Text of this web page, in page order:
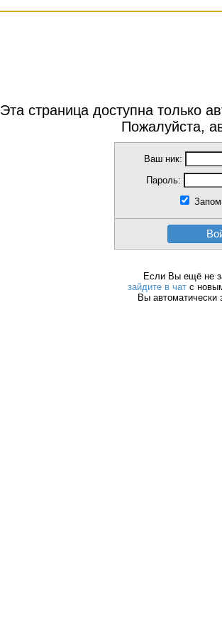
Эта страница доступна только
Пожалуйста,
Ваш ник:
Пароль:
Если Вы ещё не
зайдите в чатс
Вы автоматически